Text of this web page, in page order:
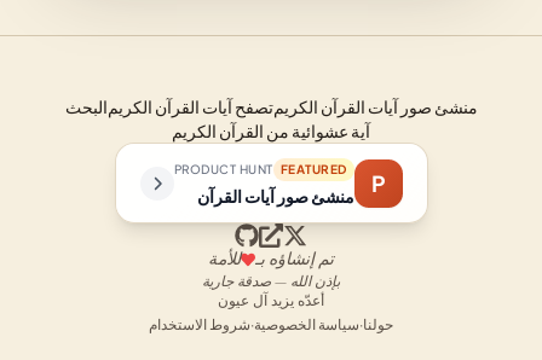
منشئ صور آيات القرآن الكريمتصفح آيات القرآن الكريمالبحث
آية عشوائية من القرآن الكريم
P
FEATURED
PRODUCT HUNT
منشئ صور آيات القرآن
تم إنشاؤه بـ للأمة
بإذن الله — صدقة جارية
أعدّه يزيد آل عيون
حولنا·سياسة الخصوصية·شروط الاستخدام